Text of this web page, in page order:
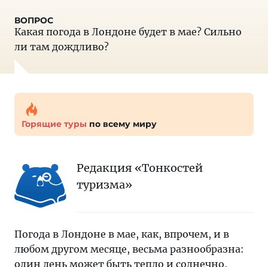
Какая погода в Лондоне будет в мае? Сильно
ли там дождливо?
Горящие туры по всему миру
Редакция «Тонкостей
туризма»
Погода в Лондоне в мае, как, впрочем, и в
любом другом месяце, весьма разнообразна:
один день может быть тепло и солнечно,